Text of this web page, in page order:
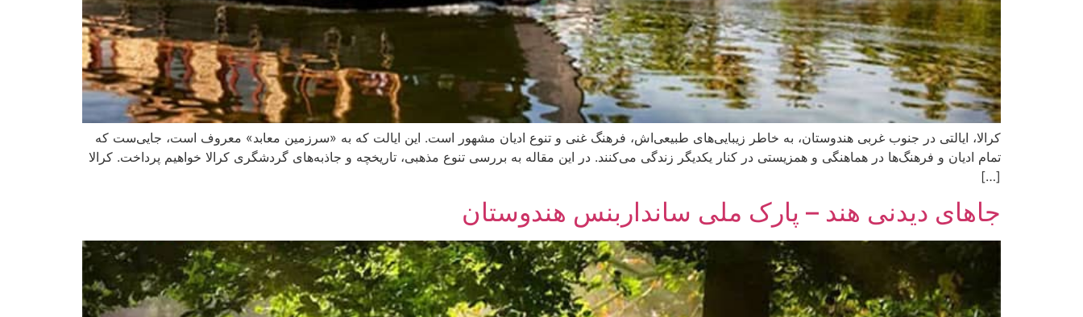
کرالا، ایالتی در جنوب غربی هندوستان، به خاطر زیبایی‌های طبیعی‌اش، فرهنگ غنی و تنوع ادیان مشهور است. این ایالت که به «سرزمین معابد» معروف است، جایی‌ست که
تمام ادیان و فرهنگ‌ها در هماهنگی و همزیستی در کنار یکدیگر زندگی می‌کنند. در این مقاله به بررسی تنوع مذهبی، تاریخچه و جاذبه‌های گردشگری کرالا خواهیم پرداخت. کرالا
[…]
جاهای دیدنی هند – پارک ملی سانداربنس هندوستان